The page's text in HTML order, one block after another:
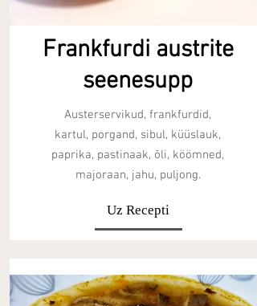
Frankfurdi austrite
seenesupp
Austerservikud, frankfurdid,
kartul, porgand, sibul, küüslauk,
paprika, pastinaak, õli, köömned,
majoraan, jahu, puljong.
Uz Recepti